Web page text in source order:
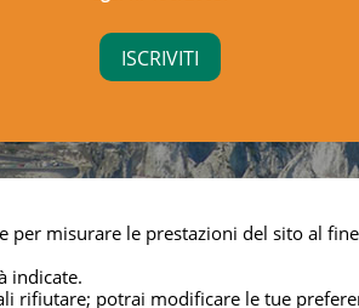
Privacy & cookie
per misurare le prestazioni del sito al
indicate.
rifiutare; potrai modificare le tue